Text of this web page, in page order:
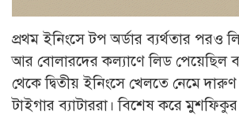
প্রথম ইনিংসে টপ অর্ডার ব্যর্থতার পরও
আর বোলারদের কল্যাণে লিড পেয়েছিল
থেকে দ্বিতীয় ইনিংসে খেলতে নেমে
টাইগার ব্যাটাররা। বিশেষ করে মুশফিকুর